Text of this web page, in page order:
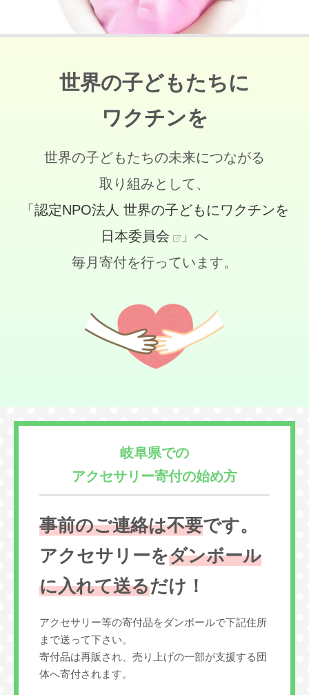
世界の子どもたちに
ワクチンを
世界の子どもたちの未来につながる
取り組みとして、
「認定NPO法人 世界の子どもにワクチンを
日本委員会
」へ
毎月寄付を行っています。
岐阜県での
アクセサリー寄付の始め方
事前のご連絡は不要です。
アクセサリーをダンボール
に入れて送るだけ！
アクセサリー等の寄付品をダンボールで下記住所
まで送って下さい。
寄付品は再販され、売り上げの一部が支援する団
体へ寄付されます。